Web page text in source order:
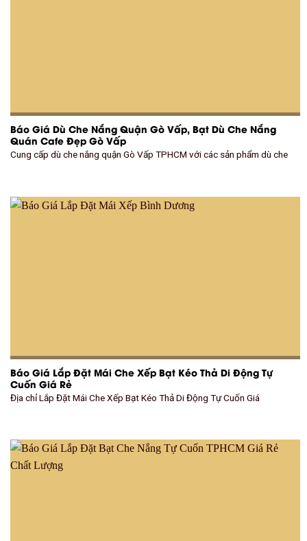
Báo Giá Dù Che Nắng Quận Gò Vấp, Bạt Dù Che Nắng
Quán Cafe Đẹp Gò Vấp
Cung cấp dù che nắng quận Gò Vấp TPHCM với các sản phẩm dù che
Báo Giá Lắp Đặt Mái Che Xếp Bạt Kéo Thả Di Động Tự
Cuốn Giá Rẻ
Địa chỉ Lắp Đặt Mái Che Xếp Bạt Kéo Thả Di Động Tự Cuốn Giá